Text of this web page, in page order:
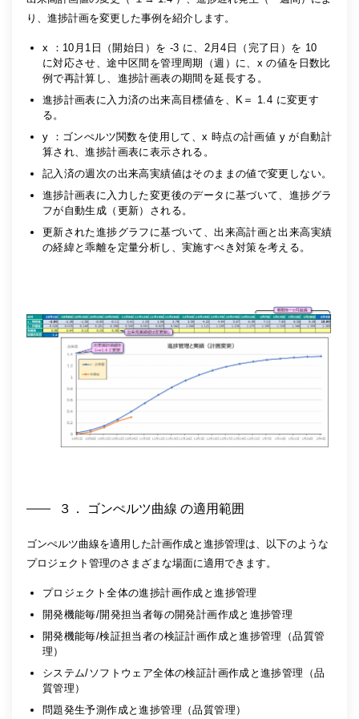
り、進捗計画を変更した事例を紹介します。
x ：10月1日（開始日）を -3 に、2月4日（完了日）を 10
に対応させ、途中区間を管理周期（週）に、x の値を日数比
例で再計算し、進捗計画表の期間を延長する。
進捗計画表に入力済の出来高目標値を、K＝ 1.4 に変更す
る。
y ：ゴンぺルツ関数を使用して、x 時点の計画値 y が自動計
算され、進捗計画表に表示される。
記入済の週次の出来高実績値はそのままの値で変更しない。
進捗計画表に入力した変更後のデータに基づいて、進捗グラ
フが自動生成（更新）される。
更新された進捗グラフに基づいて、出来高計画と出来高実績
の経緯と乖離を定量分析し、実施すべき対策を考える。
３． ゴンぺルツ曲線 の適用範囲
ゴンぺルツ曲線を適用した計画作成と進捗管理は、以下のような
プロジェクト管理のさまざまな場面に適用できます。
プロジェクト全体の進捗計画作成と進捗管理
開発機能毎/開発担当者毎の開発計画作成と進捗管理
開発機能毎/検証担当者の検証計画作成と進捗管理（品質管
理）
システム/ソフトウェア全体の検証計画作成と進捗管理（品
質管理）
問題発生予測作成と進捗管理（品質管理）